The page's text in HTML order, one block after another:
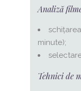
Analiză
minute);
Tehnici de